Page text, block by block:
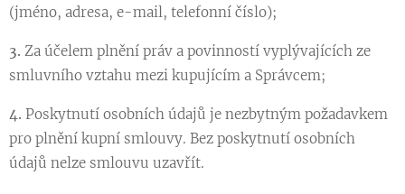
(jméno, adresa, e-mail, telefonní číslo);
3. Za účelem plnění práv a povinností vyplývajících ze
smluvního vztahu mezi kupujícím a Správcem;
4. Poskytnutí osobních údajů je nezbytným požadavkem
pro plnění kupní smlouvy. Bez poskytnutí osobních
údajů nelze smlouvu uzavřít.